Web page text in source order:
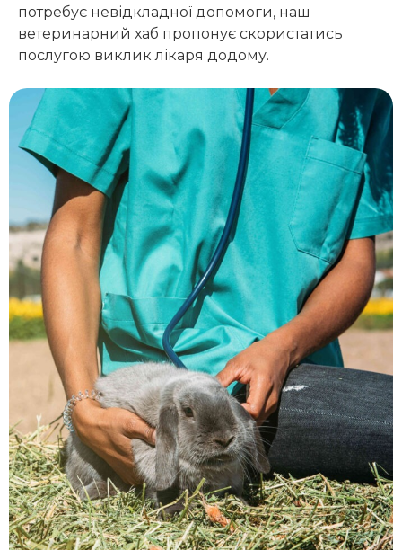
потребує невідкладної допомоги, наш
ветеринарний хаб пропонує скористатись
послугою виклик лікаря додому.